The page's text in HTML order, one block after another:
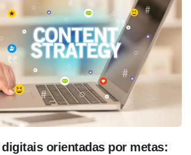
orientadas por metas: